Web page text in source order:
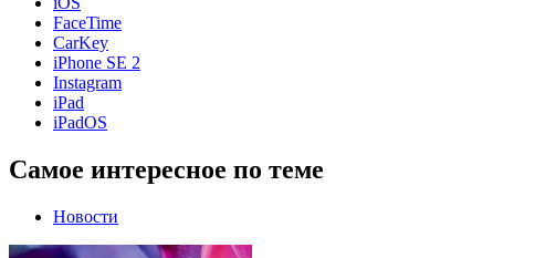
FaceTime
CarKey
iPhone SE 2
Instagram
iPad
iPadOS
Самое интересное по теме
Новости